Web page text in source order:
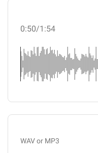
0:50/1:54
WAV or MP3